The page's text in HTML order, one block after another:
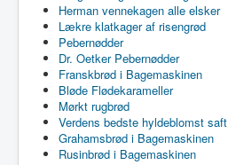
Herman vennekagen alle elsker
Lækre klatkager af risengrød
Pebernødder
Dr. Oetker Pebernødder
Franskbrød i Bagemaskinen
Bløde Flødekarameller
Mørkt rugbrød
Verdens bedste hyldeblomst saft
Grahamsbrød i Bagemaskinen
Rusinbrød i Bagemaskinen